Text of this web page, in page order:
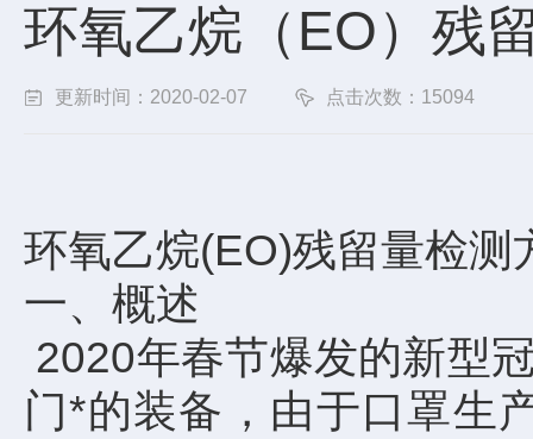
环氧乙烷（EO）残
更新时间：2020-02-07 点击次数：15094
环氧乙烷(EO)残留量检测
一、概述
2020年春节爆发的新型
门*的装备，由于口罩生